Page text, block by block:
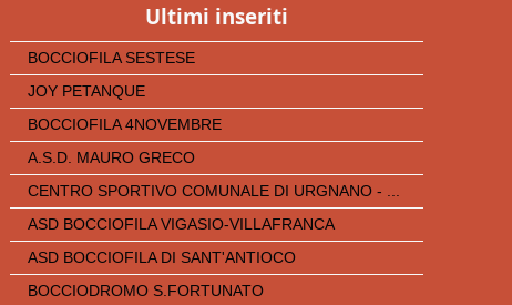
Ultimi inseriti
BOCCIOFILA SESTESE
JOY PETANQUE
BOCCIOFILA 4NOVEMBRE
A.S.D. MAURO GRECO
CENTRO SPORTIVO COMUNALE DI URGNANO - ...
ASD BOCCIOFILA VIGASIO-VILLAFRANCA
ASD BOCCIOFILA DI SANT'ANTIOCO
BOCCIODROMO S.FORTUNATO